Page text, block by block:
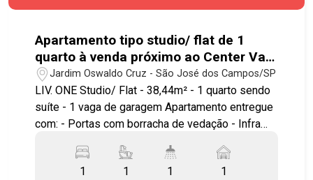
Apartamento tipo studio/ flat de 1
quarto à venda próximo ao Center Vale
em São José dos Campos | Liv.One
Jardim Oswaldo Cruz - São José dos Campos/SP
LIV. ONE Studio/ Flat - 38,44m² - 1 quarto sendo
suíte - 1 vaga de garagem Apartamento entregue
com: - Portas com borracha de vedação - Infra
- Área de serviço integrada a varanda - Ponto
elétrico para churrasqueira grill - Janela com
1 1 1 1